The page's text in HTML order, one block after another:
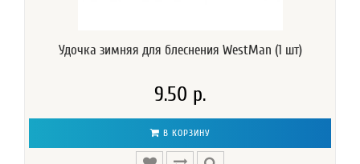
Удочка зимняя для блеснения WestMan (1 шт)
9.50 р.
В КОРЗИНУ